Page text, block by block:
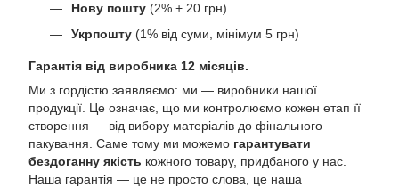
Нову пошту (2% + 20 грн)
Укрпошту (1% від суми, мінімум 5 грн)
Гарантія від виробника 12 місяців.
Ми з гордістю заявляємо: ми — виробники нашої
продукції. Це означає, що ми контролюємо кожен етап її
створення — від вибору матеріалів до фінального
пакування. Саме тому ми можемо гарантувати
бездоганну якість кожного товару, придбаного у нас.
Наша гарантія — це не просто слова, це наша